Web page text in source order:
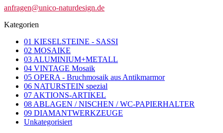
anfragen@unico-naturdesign.de
Kategorien
01 KIESELSTEINE - SASSI
02 MOSAIKE
03 ALUMINIUM+METALL
04 VINTAGE Mosaik
05 OPERA - Bruchmosaik aus Antikmarmor
06 NATURSTEIN spezial
07 AKTIONS-ARTIKEL
08 ABLAGEN / NISCHEN / WC-PAPIERHALTER
09 DIAMANTWERKZEUGE
Unkategorisiert